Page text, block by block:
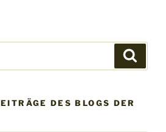
DES BLOGS DER